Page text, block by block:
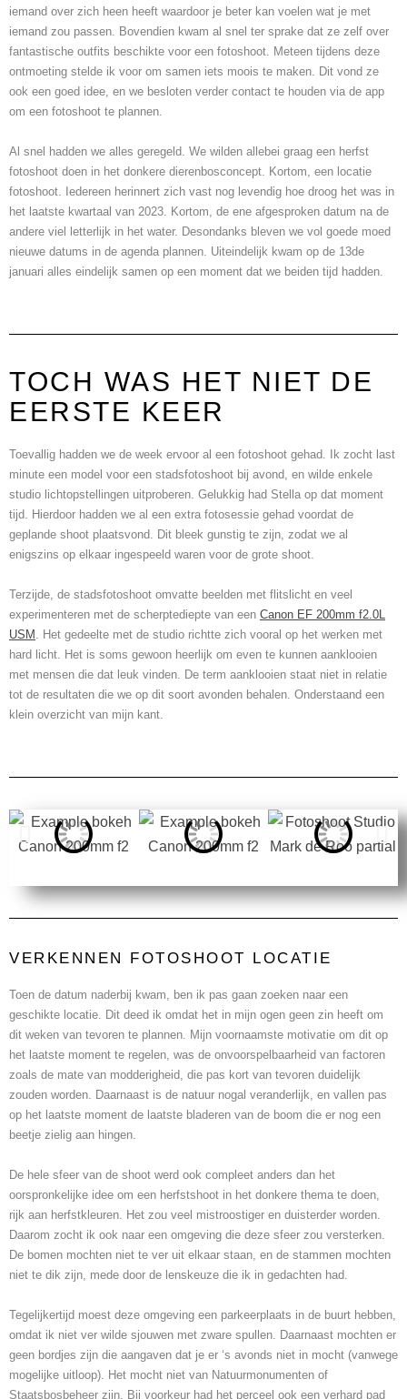
iemand over zich heen heeft waardoor je beter kan voelen wat je met
iemand zou passen. Bovendien kwam al snel ter sprake dat ze zelf over
fantastische outfits beschikte voor een fotoshoot. Meteen tijdens deze
ontmoeting stelde ik voor om samen iets moois te maken. Dit vond ze
ook een goed idee, en we besloten verder contact te houden via de app
om een fotoshoot te plannen.
Al snel hadden we alles geregeld. We wilden allebei graag een herfst
fotoshoot doen in het donkere dierenbosconcept. Kortom, een locatie
fotoshoot. Iedereen herinnert zich vast nog levendig hoe droog het was in
het laatste kwartaal van 2023. Kortom, de ene afgesproken datum na de
andere viel letterlijk in het water. Desondanks bleven we vol goede moed
nieuwe datums in de agenda plannen. Uiteindelijk kwam op de 13de
januari alles eindelijk samen op een moment dat we beiden tijd hadden.
TOCH WAS HET NIET DE
EERSTE KEER
Toevallig hadden we de week ervoor al een fotoshoot gehad. Ik zocht last
minute een model voor een stadsfotoshoot bij avond, en wilde enkele
studio lichtopstellingen uitproberen. Gelukkig had Stella op dat moment
tijd. Hierdoor hadden we al een extra fotosessie gehad voordat de
geplande shoot plaatsvond. Dit bleek gunstig te zijn, zodat we al
enigszins op elkaar ingespeeld waren voor de grote shoot.
Terzijde, de stadsfotoshoot omvatte beelden met flitslicht en veel
experimenteren met de scherptediepte van een Canon EF 200mm f2.0L
USM . Het gedeelte met de studio richtte zich vooral op het werken met
hard licht. Het is soms gewoon heerlijk om even te kunnen aanklooien
met mensen die dat leuk vinden. De term aanklooien staat niet in relatie
tot de resultaten die we op dit soort avonden behalen. Onderstaand een
klein overzicht van mijn kant.
VERKENNEN FOTOSHOOT LOCATIE
Toen de datum naderbij kwam, ben ik pas gaan zoeken naar een
geschikte locatie. Dit deed ik omdat het in mijn ogen geen zin heeft om
dit weken van tevoren te plannen. Mijn voornaamste motivatie om dit op
het laatste moment te regelen, was de onvoorspelbaarheid van factoren
zoals de mate van modderigheid, die pas kort van tevoren duidelijk
zouden worden. Daarnaast is de natuur nogal veranderlijk, en vallen pas
op het laatste moment de laatste bladeren van de boom die er nog een
beetje zielig aan hingen.
De hele sfeer van de shoot werd ook compleet anders dan het
oorspronkelijke idee om een herfstshoot in het donkere thema te doen,
rijk aan herfstkleuren. Het zou veel mistroostiger en duisterder worden.
Daarom zocht ik ook naar een omgeving die deze sfeer zou versterken.
De bomen mochten niet te ver uit elkaar staan, en de stammen mochten
niet te dik zijn, mede door de lenskeuze die ik in gedachten had.
Tegelijkertijd moest deze omgeving een parkeerplaats in de buurt hebben,
omdat ik niet ver wilde sjouwen met zware spullen. Daarnaast mochten er
geen bordjes zijn die aangaven dat je er ‘s avonds niet in mocht (vanwege
mogelijke uitloop). Het mocht niet van Natuurmonumenten of
Staatsbosbeheer zijn. Bij voorkeur had het perceel ook een verhard pad